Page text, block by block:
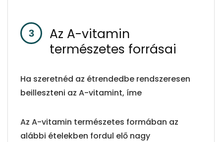
Az A-vitamin
természetes forrásai
Ha szeretnéd az étrendedbe rendszeresen
beilleszteni az A-vitamint, íme
Az A-vitamin természetes formában az
alábbi ételekben fordul elő nagy